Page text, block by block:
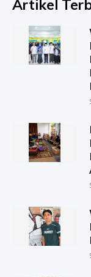
Artikel